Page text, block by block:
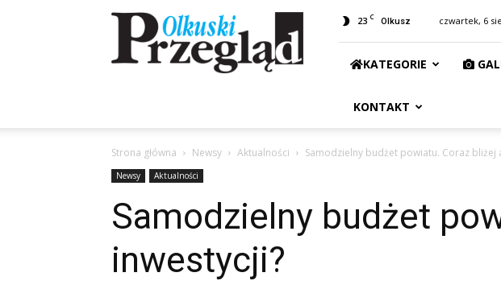
Przegląd
Olkuski
23 C Olkusz czwartek, 6
KATEGORIE
KONTAKT
Strona główna Newsy Aktualności Samodzielny budżet powiatu. Coraz bliżej
Newsy Aktualności
Samodzielny budżet
inwestycji?